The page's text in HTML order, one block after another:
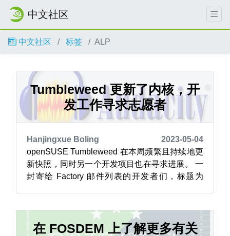
中文社区
中文社区 标签 ALP
Tumbleweed 更新了内核，开
发工作寻求志愿者
Hanjingxue Boling
2023-05-04
openSUSE Tumbleweed 在本周频繁且持续地更
新快照，同时另一个开发项目也在寻求进展。 一
封寄给 Factory 邮件列表的开发者们，标题为
SUSE 即将推出的商业化 ALP 发行版的后续版本
（openSUS...
在 FOSDEM 上了解更多有关